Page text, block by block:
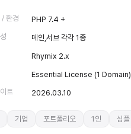
/ 환경
PHP 7.4 +
메인,서브 각각 1종
Rhymix 2.x
Essential License (1 Domain)
트
2026.03.10
기업 포트폴리오 1인 심플